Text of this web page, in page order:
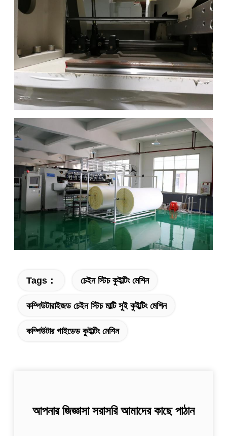
Tags： চেইন স্টিচ কুইল্টিং মেশিন
কম্পিউটারাইজড চেইন স্টিচ মাল্টি সুই কুইল্টিং মেশিন
কম্পিউটার গাইডেড কুইল্টিং মেশিন
আপনার জিজ্ঞাসা সরাসরি আমাদের কাছে পাঠান